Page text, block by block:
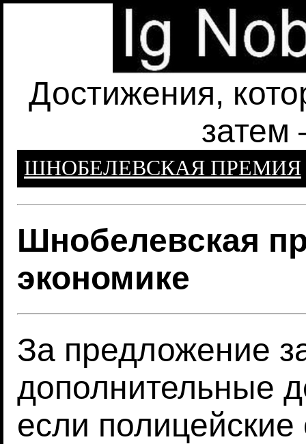
Достижения,
затем
ШНОБЕЛЕВСКАЯ ПРЕМИЯ
Шнобелевская
экономике
За предложение
дополнительные
если